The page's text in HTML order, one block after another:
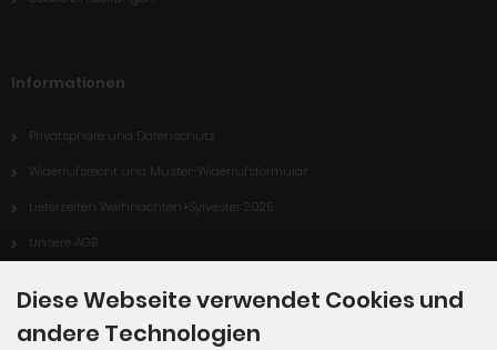
Informationen
Privatsphäre und Datenschutz
Widerrufsrecht und Muster-Widerrufsformular
Lieferzeiten Weihnachten+Sylvester 2025
Unsere AGB
Impressum
Diese Webseite verwendet Cookies und
andere Technologien